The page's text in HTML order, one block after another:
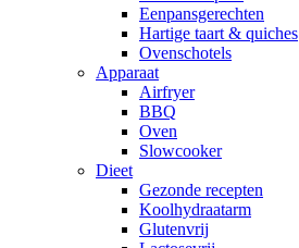
Eenpansgerechten
Hartige taart & quiches
Ovenschotels
Apparaat
Airfryer
BBQ
Oven
Slowcooker
Dieet
Gezonde recepten
Koolhydraatarm
Glutenvrij